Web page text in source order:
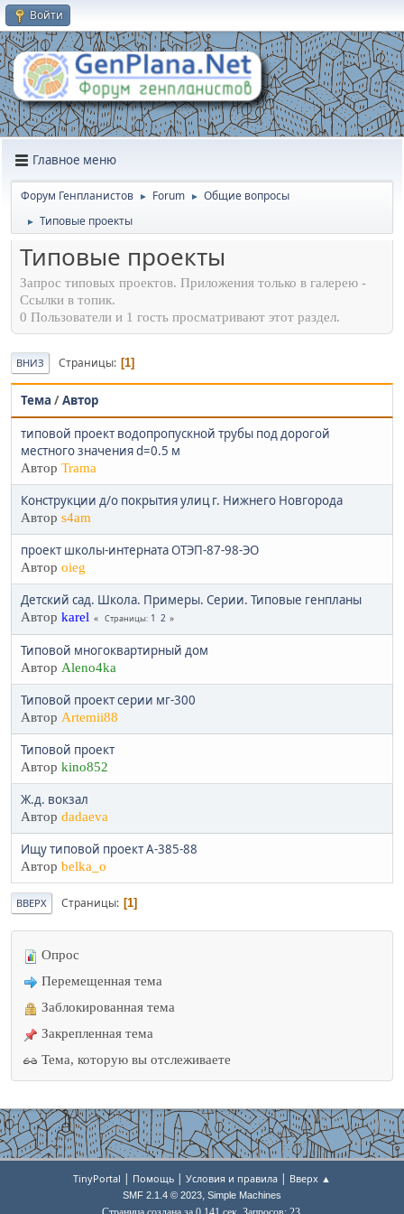
Войти
Главное меню
Форум Генпланистов ► Forum ► Общие вопросы
► Типовые проекты
Типовые проекты
Запрос типовых проектов. Приложения только в галерею -
Ссылки в топик.
0 Пользователи и 1 гость просматривают этот раздел.
ВНИЗ Страницы 1
Тема /Автор
типовой проект водопропускной трубы под дорогой
местного значения d=0.5 м
Автор Trama
Конструкции д/о покрытия улиц г. Нижнего Новгорода
Автор s4am
проект школы-интерната ОТЭП-87-98-ЭО
Автор oieg
Детский сад. Школа. Примеры. Серии. Типовые генпланы
Автор karel Страницы 1 2
Типовой многоквартирный дом
Автор Aleno4ka
Типовой проект серии мг-300
Автор Artemii88
Типовой проект
Автор kino852
Ж.д. вокзал
Автор dadaeva
Ищу типовой проект А-385-88
Автор belka_o
ВВЕРХ Страницы 1
Опрос
Перемещенная тема
Заблокированная тема
Закрепленная тема
Тема, которую вы отслеживаете
TinyPortal | Помощь | Условия и правила | Вверх ▲
SMF 2.1.4 © 2023, Simple Machines